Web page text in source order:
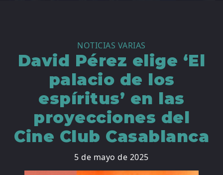
NOTICIAS VARIAS
David Pérez elige ‘El
palacio de los
espíritus’ en las
proyecciones del
Cine Club Casablanca
5 de mayo de 2025